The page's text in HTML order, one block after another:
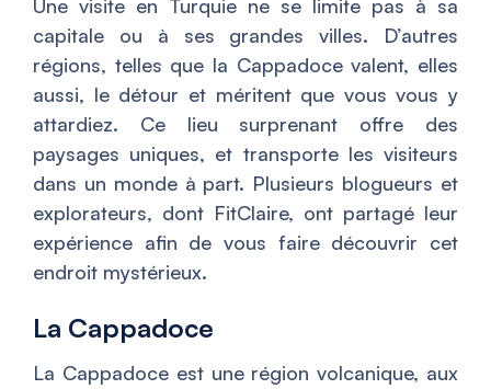
Une visite en Turquie ne se limite pas à sa
capitale ou à ses grandes villes. D’autres
régions, telles que la Cappadoce valent, elles
aussi, le détour et méritent que vous vous y
attardiez. Ce lieu surprenant offre des
paysages uniques, et transporte les visiteurs
dans un monde à part. Plusieurs blogueurs et
explorateurs, dont FitClaire, ont partagé leur
expérience afin de vous faire découvrir cet
endroit mystérieux.
La Cappadoce
La Cappadoce est une région volcanique, aux